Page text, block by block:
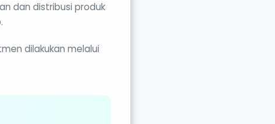
dan distribusi produk
dilakukan melalui